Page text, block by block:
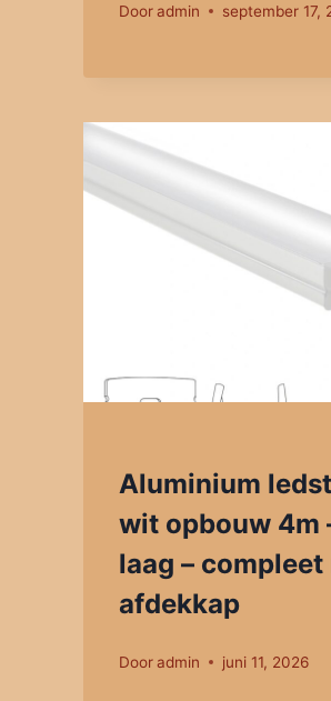
Dooradmin september 17,
Aluminium
wit opbouw 4m
laag – compleet
afdekkap
Dooradmin juni 11, 2026